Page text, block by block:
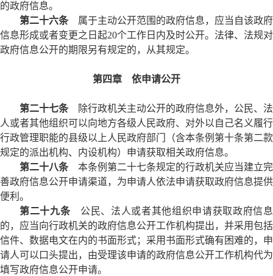
的政府信息。
第二十六条属于主动公开范围的政府信息，应当自该政府
信息形成或者变更之日起20个工作日内及时公开。法律、法规对
政府信息公开的期限另有规定的，从其规定。
第四章 依申请公开
第二十七条除行政机关主动公开的政府信息外，公民、法
人或者其他组织可以向地方各级人民政府、对外以自己名义履行
行政管理职能的县级以上人民政府部门（含本条例第十条第二款
规定的派出机构、内设机构）申请获取相关政府信息。
第二十八条本条例第二十七条规定的行政机关应当建立完
善政府信息公开申请渠道，为申请人依法申请获取政府信息提供
便利。
第二十九条公民、法人或者其他组织申请获取政府信息
的，应当向行政机关的政府信息公开工作机构提出，并采用包括
信件、数据电文在内的书面形式；采用书面形式确有困难的，申
请人可以口头提出，由受理该申请的政府信息公开工作机构代为
填写政府信息公开申请。